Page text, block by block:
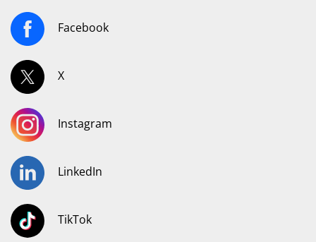
Facebook
X
Instagram
LinkedIn
TikTok